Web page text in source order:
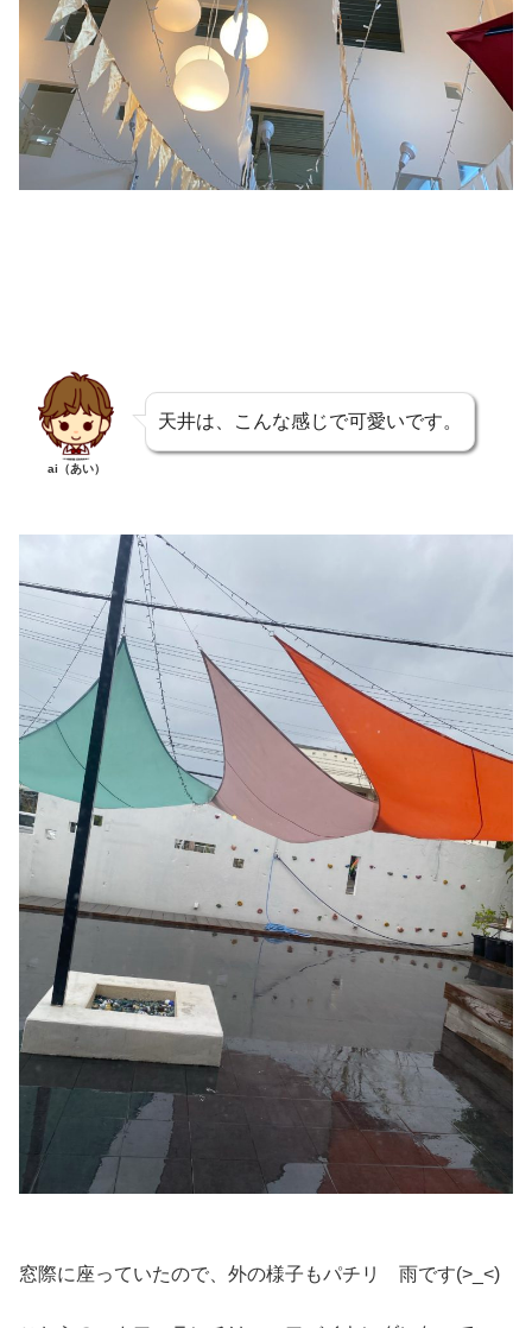
ai（あい）
天井は、こんな感じで可愛いです。
窓際に座っていたので、外の様子もパチリ 雨です(>_<)